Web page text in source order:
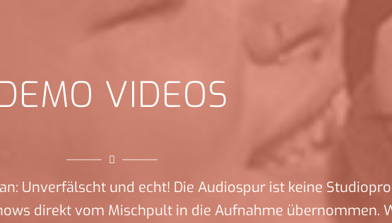
VIDEOS
Unverfälscht und echt! Die Audiospur ist keine
direkt vom Mischpult in die Aufnahme übernommen.